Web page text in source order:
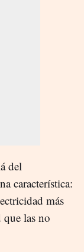
del
característica:
más
que las no